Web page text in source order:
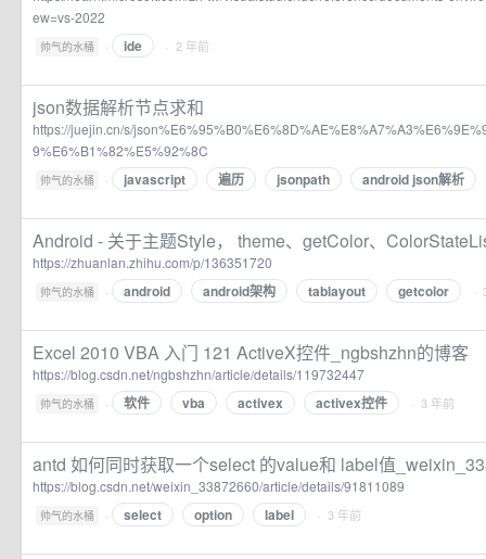
ew=vs-2022
帅气的水桶 · ide · 2 年前
json数据解析节点求和
https://juejin.cn/s/
9%E6%B1%82%E5%92%8C
帅气的水桶 · javascript 遍历 jsonpath android json解析
Android - 关于主题Style， theme、getColor、
https://zhuanlan.zhihu.com/p/136351720
帅气的水桶 · android android架构 tablayout getcolor ·
Excel 2010 VBA 入门 121 ActiveX控件_ngbshzhn的博客
https://blog.csdn.net/ngbshzhn/article/details/119732447
帅气的水桶 · 软件 vba activex activex控件 · 3 年前
antd 如何同时获取一个select 的value和 label值
https://blog.csdn.net/weixin_33872660/article/details/91811089
帅气的水桶 · select option label · 3 年前